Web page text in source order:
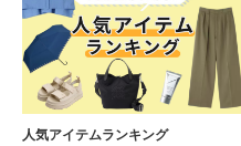
人気アイテムランキング